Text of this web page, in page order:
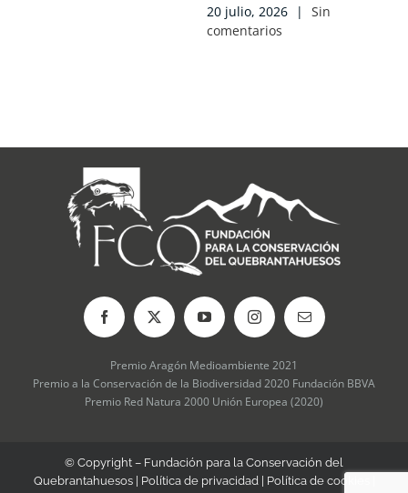
20 julio, 2026 |
Sin
comentarios
Premio Aragón Medioambiente 2021
Premio a la Conservación de la Biodiversidad 2020 Fundación BBVA
Premio Red Natura 2000 Unión Europea (2020)
© Copyright – Fundación para la Conservación del
Quebrantahuesos | Política de privacidad Política de cookies